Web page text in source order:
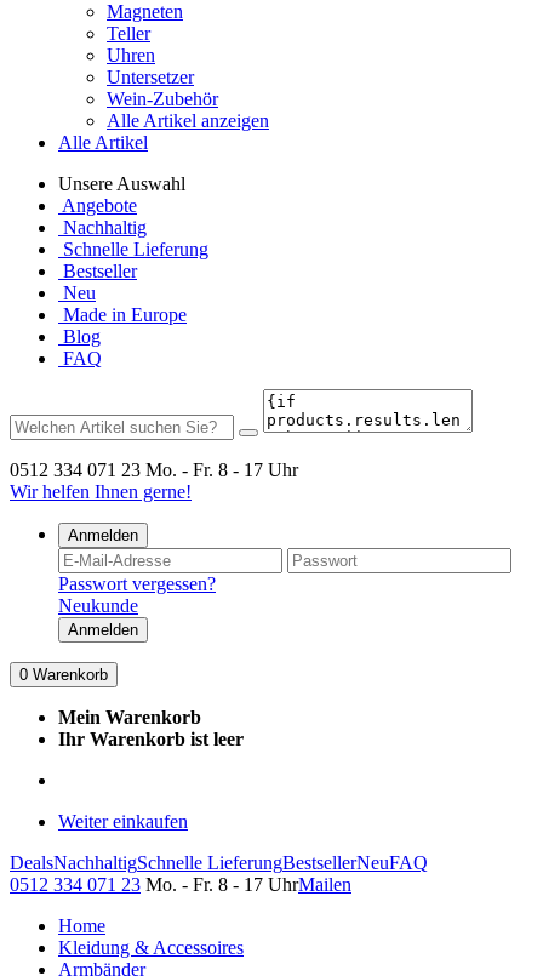
Magneten
Teller
Uhren
Untersetzer
Wein-Zubehör
Alle Artikel anzeigen
Alle Artikel
Unsere Auswahl
Angebote
Nachhaltig
Schnelle Lieferung
Bestseller
Neu
Made in Europe
Blog
FAQ
0512 334 071 23 Mo. - Fr. 8 - 17 Uhr
Wir helfen Ihnen gerne!
Anmelden
Passwort vergessen?
Neukunde
Anmelden
0 Warenkorb
Mein Warenkorb
Ihr Warenkorb ist leer
Weiter einkaufen
DealsNachhaltigSchnelle LieferungBestsellerNeuFAQ
0512 334 071 23 Mo. - Fr. 8 - 17 UhrMailen
Home
Kleidung & Accessoires
Armbänder